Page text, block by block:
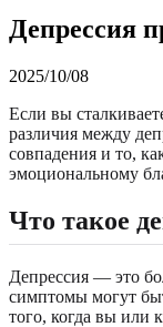
Депрессия
2025/10/08
Если вы
различия между
совпадения и то,
эмоциональному
Что такое
Депрессия — это
симптомы могут
того, когда вы или